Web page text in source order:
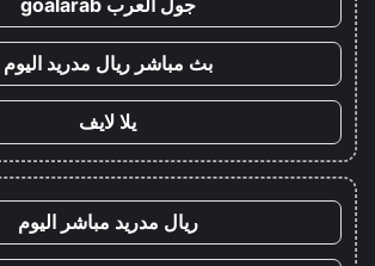
بث مباشر ريال مدريد اليوم
يلا لايف
ريال مدريد مباشر اليوم